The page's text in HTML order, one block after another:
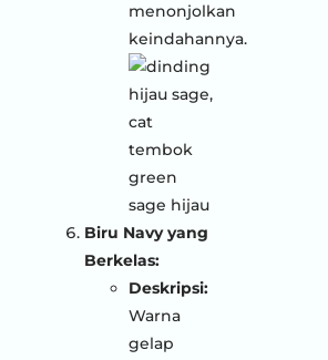
menonjolkan
keindahannya.
Biru Navy yang
Berkelas:
Deskripsi:
Warna
gelap